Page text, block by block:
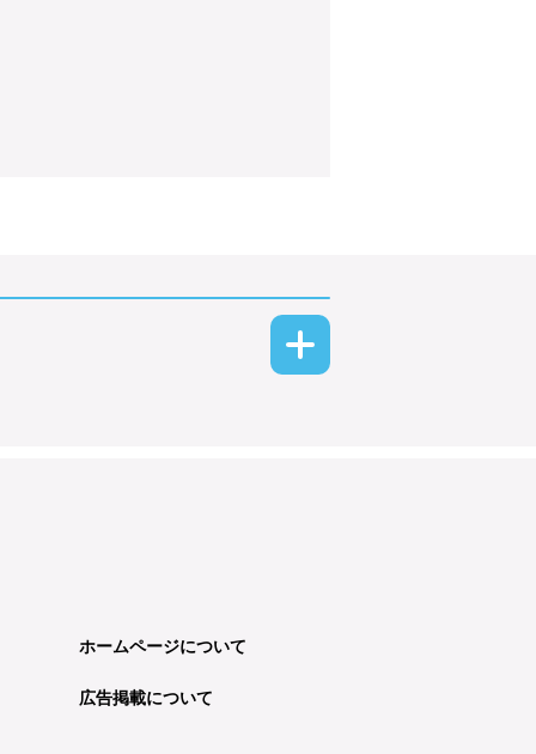
ホームページについて
広告掲載について